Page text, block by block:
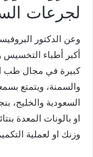
لجرعات
وعن الدكتور
أكبر أطباء
كبيرة في مجال طب
والسمنة، ويتمتع
السعودية والخليج،
او بالونات المعدة
وزنك او لعملية